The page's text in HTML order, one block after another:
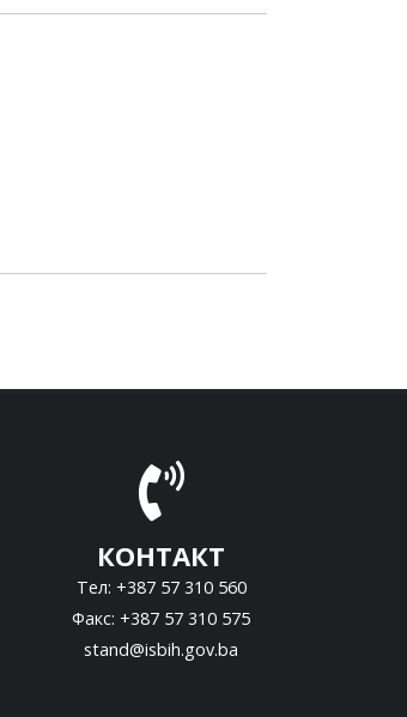
КОНТАКТ
Тел: +387 57 310 560
Факс: +387 57 310 575
stand@isbih.gov.ba